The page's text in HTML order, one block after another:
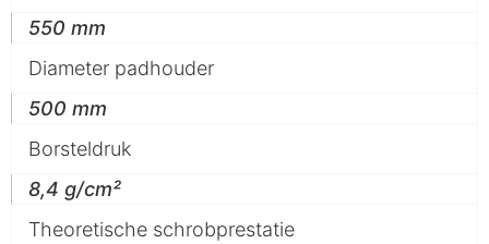
550 mm
Diameter padhouder
500 mm
Borsteldruk
8,4 g/cm²
Theoretische schrobprestatie